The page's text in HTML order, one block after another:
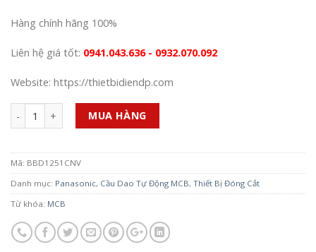
Hàng chính hãng 100%
Liên hệ giá tốt: 0941.043.636 - 0932.070.092
Website: https://thietbidiendp.com
Số lượng MUA HÀNG
Mã: BBD1251CNV
Danh mục: Panasonic, Cầu Dao Tự Động MCB, Thiết Bị Đóng Cắt
Từ khóa: MCB